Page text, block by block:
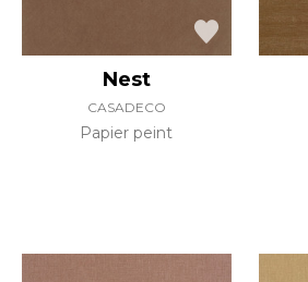
Nest
CASADECO
Papier peint